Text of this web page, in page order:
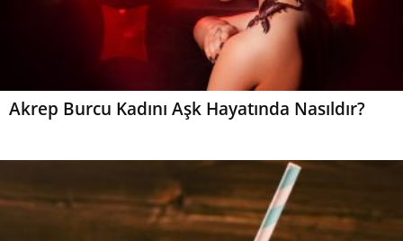
Akrep Burcu Kadını Aşk Hayatında Nasıldır?